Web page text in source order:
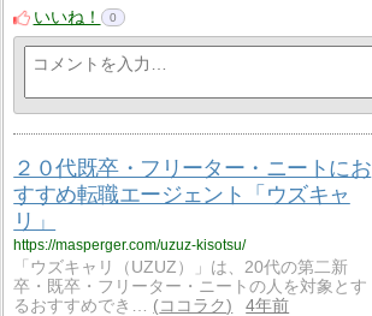
いいね！
0
２０代既卒・フリーター・ニートにお
すすめ転職エージェント「ウズキャ
リ」
https://masperger.com/uzuz-kisotsu/
「ウズキャリ（UZUZ）」は、20代の第二新
卒・既卒・フリーター・ニートの人を対象とす
るおすすめでき…
ココラク
4年前